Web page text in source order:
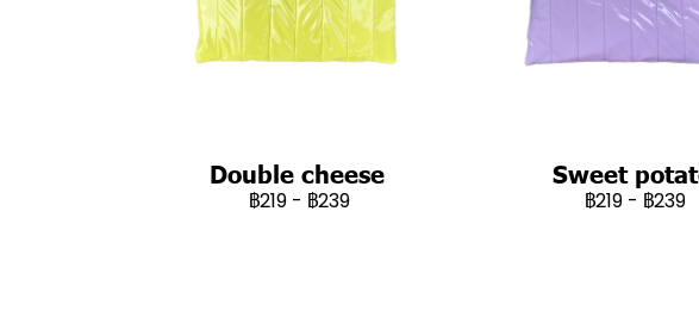
Double cheese
฿219 - ฿239
Sweet
฿219 - ฿239